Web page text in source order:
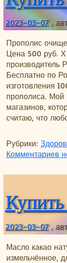
2023-03-07 ,
Прополис
Цена 500 руб. Х
производитель
Бесплатно по
изготовления
прополиса. Мой
магазинов,
считаю, что
Рубрики:
Комментариев
2023-03-07 ,
Масло какао
измельчённое,